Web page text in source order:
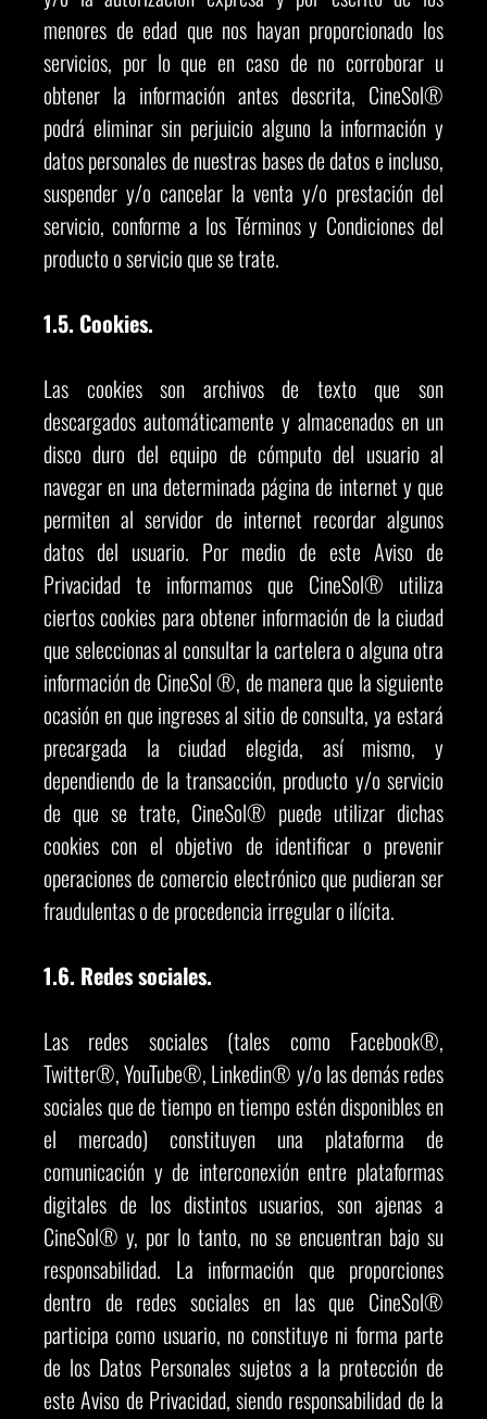
menores de edad que nos hayan proporcionado los
servicios, por lo que en caso de no corroborar u
obtener la información antes descrita, CineSol®
podrá eliminar sin perjuicio alguno la información y
datos personales de nuestras bases de datos e incluso,
suspender y/o cancelar la venta y/o prestación del
servicio, conforme a los Términos y Condiciones del
producto o servicio que se trate.
1.5. Cookies.
Las cookies son archivos de texto que son
descargados automáticamente y almacenados en un
disco duro del equipo de cómputo del usuario al
navegar en una determinada página de internet y que
permiten al servidor de internet recordar algunos
datos del usuario. Por medio de este Aviso de
Privacidad te informamos que CineSol® utiliza
ciertos cookies para obtener información de la ciudad
que seleccionas al consultar la cartelera o alguna otra
información de CineSol ®, de manera que la siguiente
ocasión en que ingreses al sitio de consulta, ya estará
precargada la ciudad elegida, así mismo, y
dependiendo de la transacción, producto y/o servicio
de que se trate, CineSol® puede utilizar dichas
cookies con el objetivo de identificar o prevenir
operaciones de comercio electrónico que pudieran ser
fraudulentas o de procedencia irregular o ilícita.
1.6. Redes sociales.
Las redes sociales (tales como Facebook®,
Twitter®, YouTube®, Linkedin® y/o las demás redes
sociales que de tiempo en tiempo estén disponibles en
el mercado) constituyen una plataforma de
comunicación y de interconexión entre plataformas
digitales de los distintos usuarios, son ajenas a
CineSol® y, por lo tanto, no se encuentran bajo su
responsabilidad. La información que proporciones
dentro de redes sociales en las que CineSol®
participa como usuario, no constituye ni forma parte
de los Datos Personales sujetos a la protección de
este Aviso de Privacidad, siendo responsabilidad de la